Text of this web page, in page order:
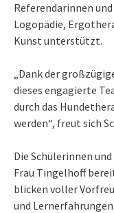
Referendarinnen
Logopädie,
Kunst unterstützt.
„Dank der
dieses engagierte
durch das
werden“, freut sich
Die Schülerinnen
Frau Tingelhoff
blicken voller
und